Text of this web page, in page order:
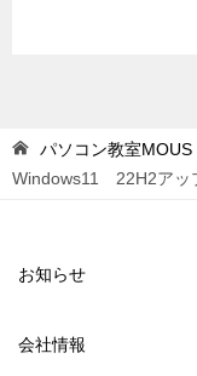
パソコン教室
Windows11 22H2アッ
お知らせ
会社情報